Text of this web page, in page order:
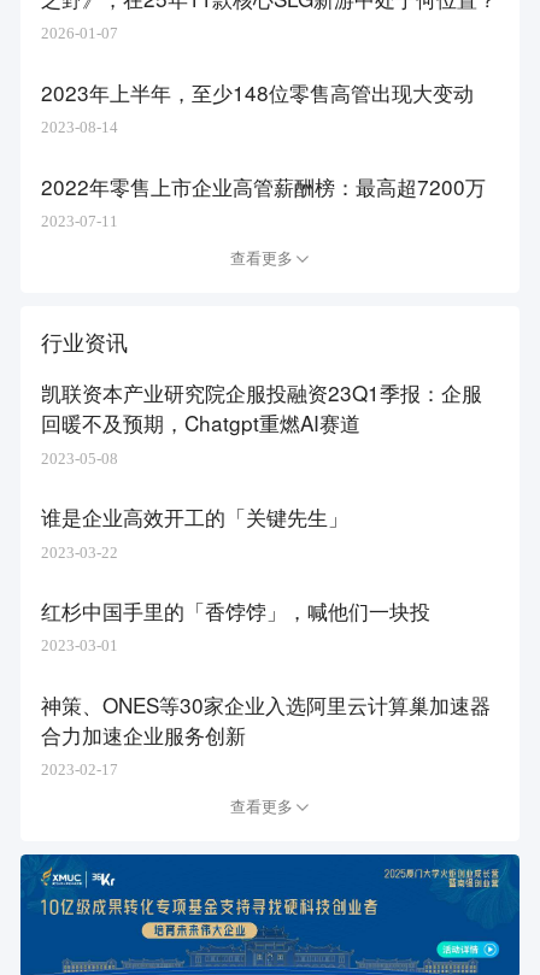
2026-01-07
2023年上半年，至少148位零售高管出现大变动
2023-08-14
2022年零售上市企业高管薪酬榜：最高超7200万
2023-07-11
查看更多
行业资讯
凯联资本产业研究院企服投融资23Q1季报：企服
回暖不及预期，Chatgpt重燃AI赛道
2023-05-08
谁是企业高效开工的「关键先生」​
2023-03-22
红杉中国手里的「香饽饽」，喊他们一块投
2023-03-01
神策、ONES等30家企业入选阿里云计算巢加速器
合力加速企业服务创新
2023-02-17
查看更多